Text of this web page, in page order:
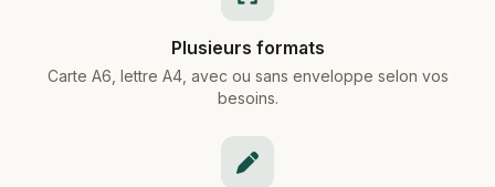
Plusieurs formats
Carte A6, lettre A4, avec ou sans enveloppe selon vos
besoins.